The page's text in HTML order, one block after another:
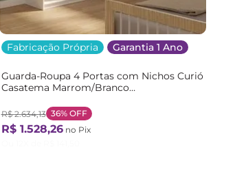
Fabricação Própria Garantia 1 Ano
Guarda-Roupa 4 Portas com Nichos Curió
Casatema Marrom/Branco
R$ 2.634,13 36%OFF
R$ 1.528,26no Pix